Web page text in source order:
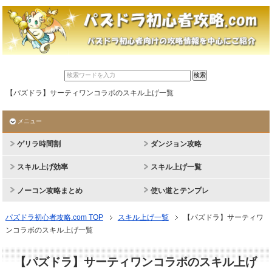
【パズドラ】サーティワンコラボのスキル上げ一覧
メニュー
ゲリラ時間割 ダンジョン攻略
スキル上げ効率 スキル上げ一覧
ノーコン攻略まとめ 使い道とテンプレ
パズドラ初心者攻略.com TOP スキル上げ一覧
【パズドラ】サーティワ
ンコラボのスキル上げ一覧
【パズドラ】サーティワンコラボのスキル上げ